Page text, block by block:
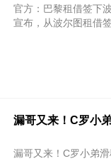
官方：巴黎租借签下波尔图悍腰一
宣布，从波尔图租借
漏哥又来！C罗小
漏哥又来！C罗小弟